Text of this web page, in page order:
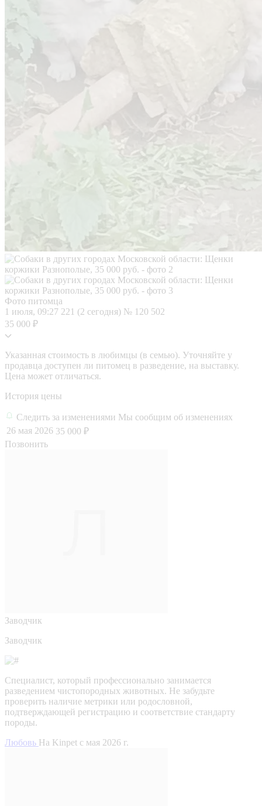
Фото питомца
1 июля, 09:27 221 (2 сегодня) № 120 502
35 000 ₽
Указанная стоимость в любимцы (в семью). Уточняйте у
продавца доступен ли питомец в разведение, на выставку.
Цена может отличаться.
История цены
Следить за изменениями Мы сообщим об изменениях
26 мая 2026 35 000 ₽
Позвонить
Заводчик
Заводчик
Специалист, который профессионально занимается
разведением чистопородных животных. Не забудьте
проверить наличие метрики или родословной,
подтверждающей регистрацию и соответствие стандарту
породы.
Любовь На Kinpet c мая 2026 г.